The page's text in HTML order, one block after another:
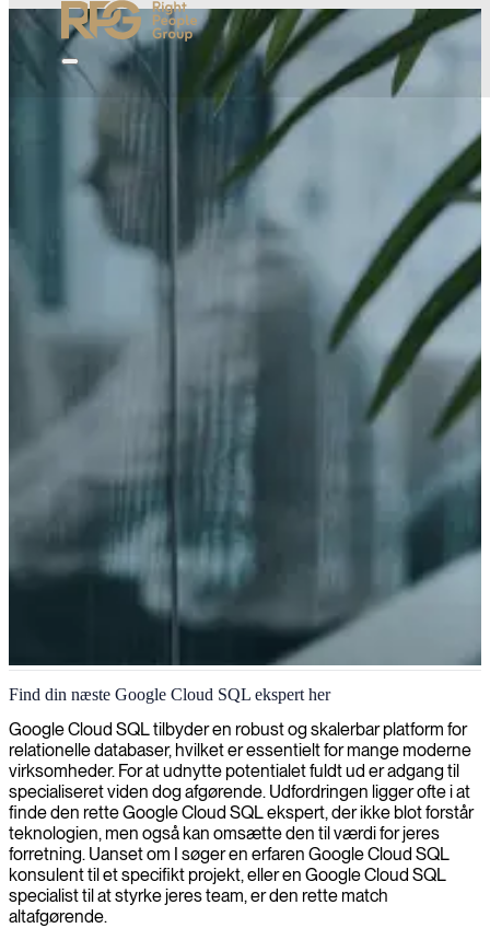
Google Cloud SQL-specialist
Find din næste Google Cloud SQL ekspert her
Google Cloud SQL tilbyder en robust og skalerbar platform for
relationelle databaser, hvilket er essentielt for mange moderne
virksomheder. For at udnytte potentialet fuldt ud er adgang til
specialiseret viden dog afgørende. Udfordringen ligger ofte i at
finde den rette Google Cloud SQL ekspert, der ikke blot forstår
teknologien, men også kan omsætte den til værdi for jeres
forretning. Uanset om I søger en erfaren Google Cloud SQL
konsulent til et specifikt projekt, eller en Google Cloud SQL
specialist til at styrke jeres team, er den rette match
altafgørende.